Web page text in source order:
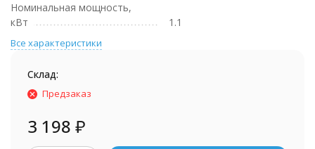
Номинальная мощность,
кВт
1.1
Все характеристики
Склад:
Предзаказ
3 198 ₽